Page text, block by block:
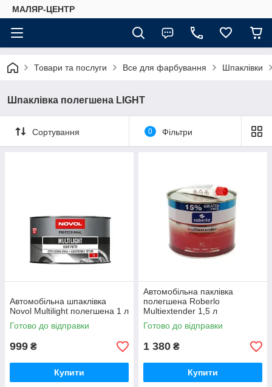
МАЛЯР-ЦЕНТР
Товари та послуги Все для фарбування Шпаклівки
Шпаклівка полегшена LIGHT
Сортування 0 Фільтри
Автомобільна шпаклівка
Novol Multilight полегшена 1 л
Готово до відправки
999 ₴
Купити
Автомобільна паклівка
полегшена Roberlo
Multiextender 1,5 л
Готово до відправки
1 380 ₴
Купити